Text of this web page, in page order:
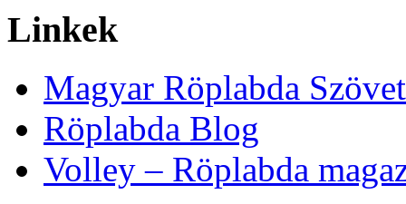
Linkek
Magyar Röplabda
Röplabda Blog
Volley – Röplabda